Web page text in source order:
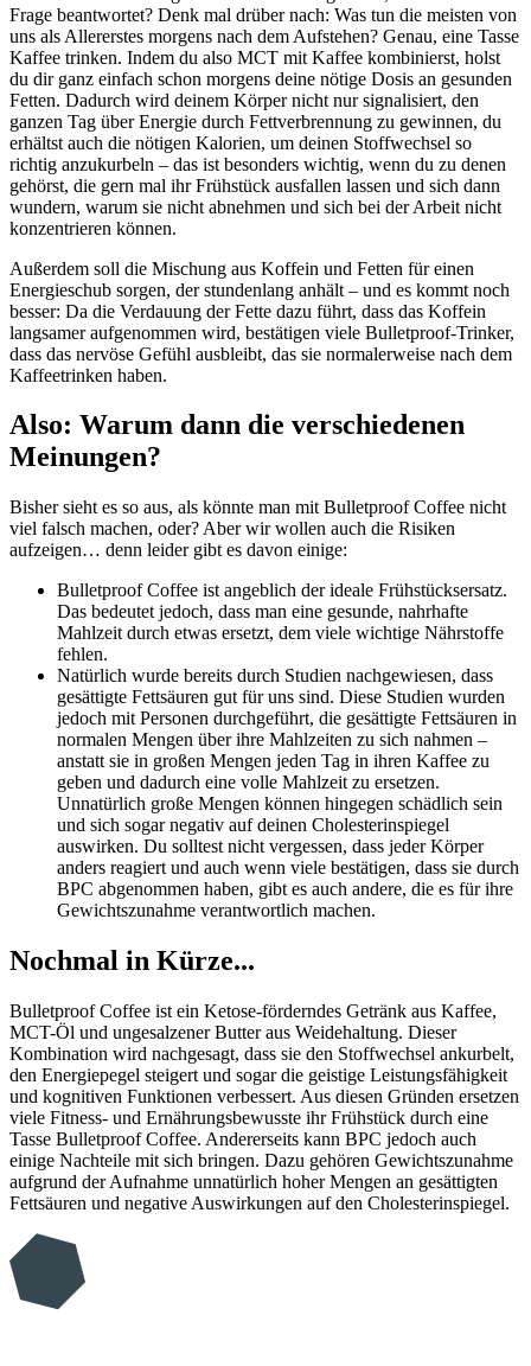
Frage beantwortet? Denk mal drüber nach: Was tun die meisten von
uns als Allererstes morgens nach dem Aufstehen? Genau, eine Tasse
Kaffee trinken. Indem du also MCT mit Kaffee kombinierst, holst
du dir ganz einfach schon morgens deine nötige Dosis an gesunden
Fetten. Dadurch wird deinem Körper nicht nur signalisiert, den
ganzen Tag über Energie durch Fettverbrennung zu gewinnen, du
erhältst auch die nötigen Kalorien, um deinen Stoffwechsel so
richtig anzukurbeln – das ist besonders wichtig, wenn du zu denen
gehörst, die gern mal ihr Frühstück ausfallen lassen und sich dann
wundern, warum sie nicht abnehmen und sich bei der Arbeit nicht
konzentrieren können.
Außerdem soll die Mischung aus Koffein und Fetten für einen
Energieschub sorgen, der stundenlang anhält – und es kommt noch
besser: Da die Verdauung der Fette dazu führt, dass das Koffein
langsamer aufgenommen wird, bestätigen viele Bulletproof-Trinker,
dass das nervöse Gefühl ausbleibt, das sie normalerweise nach dem
Kaffeetrinken haben.
Also: Warum dann die verschiedenen
Meinungen?
Bisher sieht es so aus, als könnte man mit Bulletproof Coffee nicht
viel falsch machen, oder? Aber wir wollen auch die Risiken
aufzeigen… denn leider gibt es davon einige:
Bulletproof Coffee ist angeblich der ideale Frühstücksersatz.
Das bedeutet jedoch, dass man eine gesunde, nahrhafte
Mahlzeit durch etwas ersetzt, dem viele wichtige Nährstoffe
fehlen.
Natürlich wurde bereits durch Studien nachgewiesen, dass
gesättigte Fettsäuren gut für uns sind. Diese Studien wurden
jedoch mit Personen durchgeführt, die gesättigte Fettsäuren in
normalen Mengen über ihre Mahlzeiten zu sich nahmen –
anstatt sie in großen Mengen jeden Tag in ihren Kaffee zu
geben und dadurch eine volle Mahlzeit zu ersetzen.
Unnatürlich große Mengen können hingegen schädlich sein
und sich sogar negativ auf deinen Cholesterinspiegel
auswirken. Du solltest nicht vergessen, dass jeder Körper
anders reagiert und auch wenn viele bestätigen, dass sie durch
BPC abgenommen haben, gibt es auch andere, die es für ihre
Gewichtszunahme verantwortlich machen.
Nochmal in Kürze...
Bulletproof Coffee ist ein Ketose-förderndes Getränk aus Kaffee,
MCT-Öl und ungesalzener Butter aus Weidehaltung. Dieser
Kombination wird nachgesagt, dass sie den Stoffwechsel ankurbelt,
den Energiepegel steigert und sogar die geistige Leistungsfähigkeit
und kognitiven Funktionen verbessert. Aus diesen Gründen ersetzen
viele Fitness- und Ernährungsbewusste ihr Frühstück durch eine
Tasse Bulletproof Coffee. Andererseits kann BPC jedoch auch
einige Nachteile mit sich bringen. Dazu gehören Gewichtszunahme
aufgrund der Aufnahme unnatürlich hoher Mengen an gesättigten
Fettsäuren und negative Auswirkungen auf den Cholesterinspiegel.